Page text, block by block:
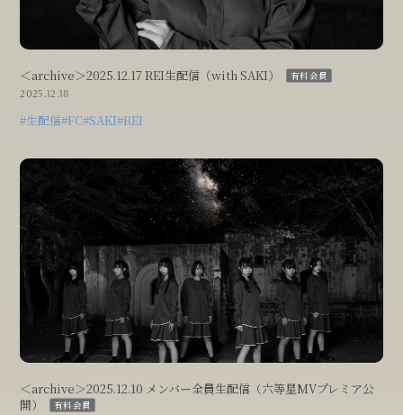
＜archive＞2025.12.17 REI生配信（with SAKI） 有料会員
2025.12.18
#生配信#FC#SAKI#REI
＜archive＞2025.12.10 メンバー全員生配信（六等星MVプレミア公
開）
有料会員